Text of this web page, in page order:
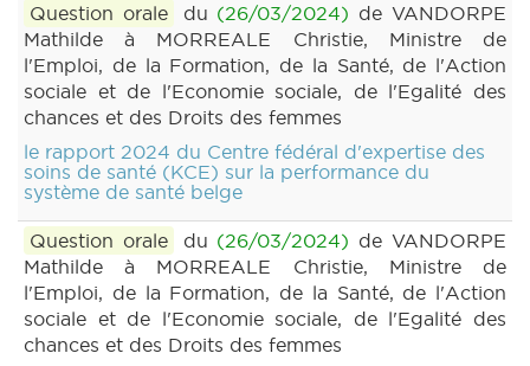
Question orale du (26/03/2024) de VANDORPE
Mathilde à MORREALE Christie, Ministre de
l'Emploi, de la Formation, de la Santé, de l'Action
sociale et de l'Economie sociale, de l'Egalité des
chances et des Droits des femmes
le rapport 2024 du Centre fédéral d'expertise des
soins de santé (KCE) sur la performance du
système de santé belge
Question orale du (26/03/2024) de VANDORPE
Mathilde à MORREALE Christie, Ministre de
l'Emploi, de la Formation, de la Santé, de l'Action
sociale et de l'Economie sociale, de l'Egalité des
chances et des Droits des femmes